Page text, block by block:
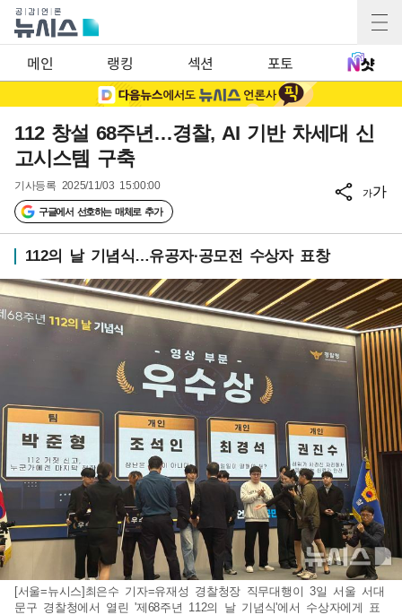
메인 랭킹 섹션 포토
112 창설 68주년…경찰, AI 기반 차세대 신
고시스템 구축
기사등록 2025/11/03 15:00:00
구글에서 선호하는 매체로 추가
가가
112의 날 기념식…유공자·공모전 수상자 표창
[서울=뉴시스]최은수 기자=유재성 경찰청장 직무대행이 3일 서울 서대
문구 경찰청에서 열린 '제68주년 112의 날 기념식'에서 수상자에게 표